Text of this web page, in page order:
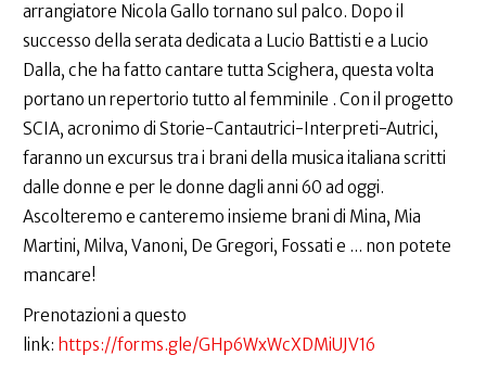
arrangiatore Nicola Gallo tornano sul palco. Dopo il
successo della serata dedicata a Lucio Battisti e a Lucio
Dalla, che ha fatto cantare tutta Scighera, questa volta
portano un repertorio tutto al femminile . Con il progetto
SCIA, acronimo di Storie-Cantautrici-Interpreti-Autrici,
faranno un excursus tra i brani della musica italiana scritti
dalle donne e per le donne dagli anni 60 ad oggi.
Ascolteremo e canteremo insieme brani di Mina, Mia
Martini, Milva, Vanoni, De Gregori, Fossati e ... non potete
mancare!
Prenotazioni a questo
link: https://forms.gle/GHp6WxWcXDMiUJV16